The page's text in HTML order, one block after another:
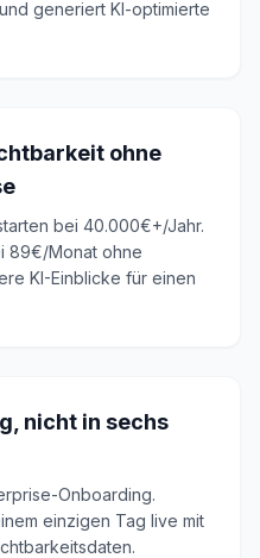
generiert KI-optimierte
ohne
bei 40.000€+/Jahr.
89€/Monat ohne
KI-Einblicke für einen
nicht in sechs
Onboarding.
einzigen Tag live mit